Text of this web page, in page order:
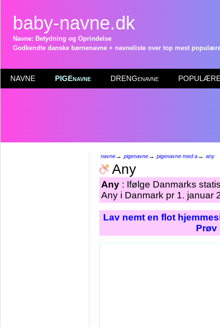
baby-navne.dk
Navne: Betydning og Oprindelse
Godkendte danske børnenavne + navneliste over top mest
NAVNE PIGEnavne DRENGenavne POPULÆRE
navne→ pigenavne→ pigenavne med a→ any
Any
Any : Ifølge Danmarks
Any i Danmark pr 1. januar
Lav nemt en flot
Prøv